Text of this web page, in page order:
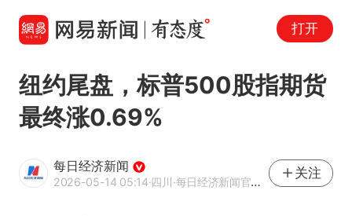
打开
纽约尾盘，标普500股指期货
最终涨0.69%
每日经济新闻
2026-05-14 05:14·四川·每日经济新闻官方网易号
关注